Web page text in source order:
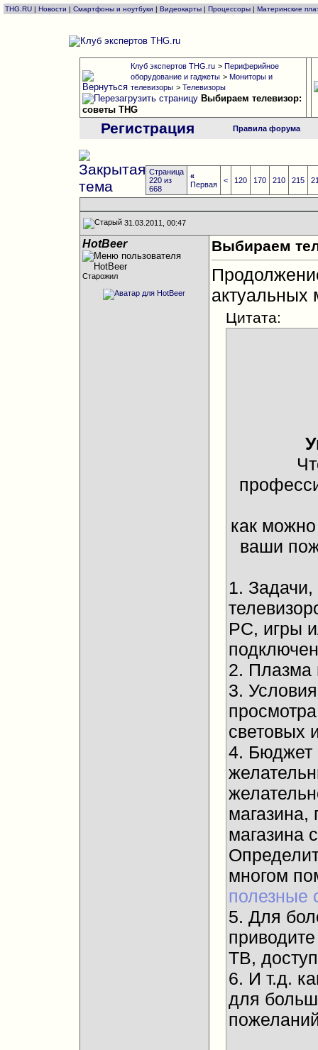
THG.RU | Новости | Смартфоны и ноутбуки | Видеокарты | Процессоры | Материнские
Клуб экспертов THG.ru > Периферийное
оборудование и гаджеты > Мониторы и
телевизоры > Телевизоры
Выбираем телевизор:
советы THG
Регистрация Правила форума
Страница
220 из
668
«
Первая
< 120 170 210 215
31.03.2011, 00:47
HotBeer
Старожил
Выбираем
актуальных
Цитата:
как
ваши
1.
PC, игры
2. Плазма
3.
световых
4. Бюджет
магазина,
магазина
многом
полезные
5. Для
ТВ,
6. И т.д.
для